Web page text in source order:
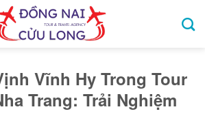
Vĩnh Hy Trong Tour
Trang: Trải Nghiệm